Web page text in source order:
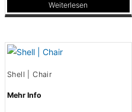
Produktseite
werden
Weiterlesen
Shell | Chair
Mehr Info